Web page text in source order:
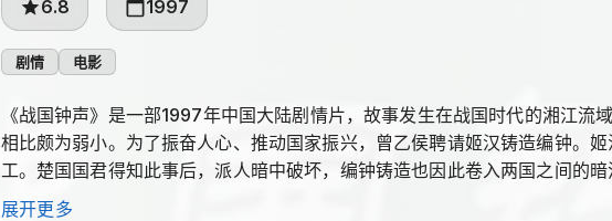
6.8 1997
剧情 电影
《战国钟声》是一部1997年中国大陆剧情片，故事发生在战国时代的湘江流
相比颇为弱小。为了振奋人心、推动国家振兴，曾乙侯聘请姬汉铸造编钟。
工。楚国国君得知此事后，派人暗中破坏，编钟铸造也因此卷入两国之间的
弱国求振与外部阻挠交织的局面。
展开更多